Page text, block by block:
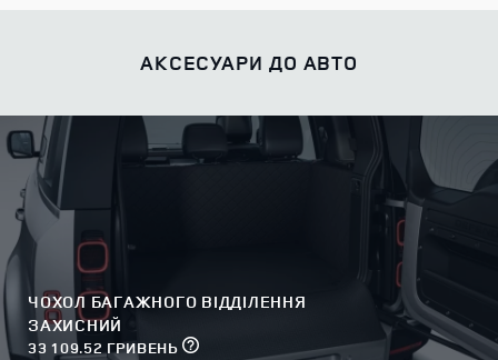
АКСЕСУАРИ ДО АВТО
ЧОХОЛ БАГАЖНОГО ВІДДІЛЕННЯ
ЗАХИСНИЙ
33 109.52 ГРИВЕНЬ